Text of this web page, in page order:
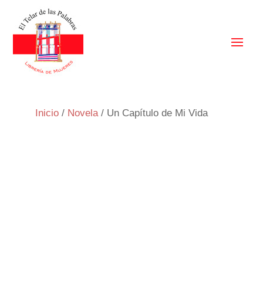
Inicio / Novela/ Un Capítulo de Mi Vida